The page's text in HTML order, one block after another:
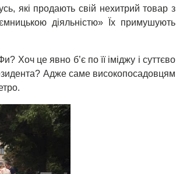
які продають свій нехитрий товар з
діяльністю» Їх примушують
Хоч це явно б’є по її іміджу і суттєво
Адже саме високопосадовцям